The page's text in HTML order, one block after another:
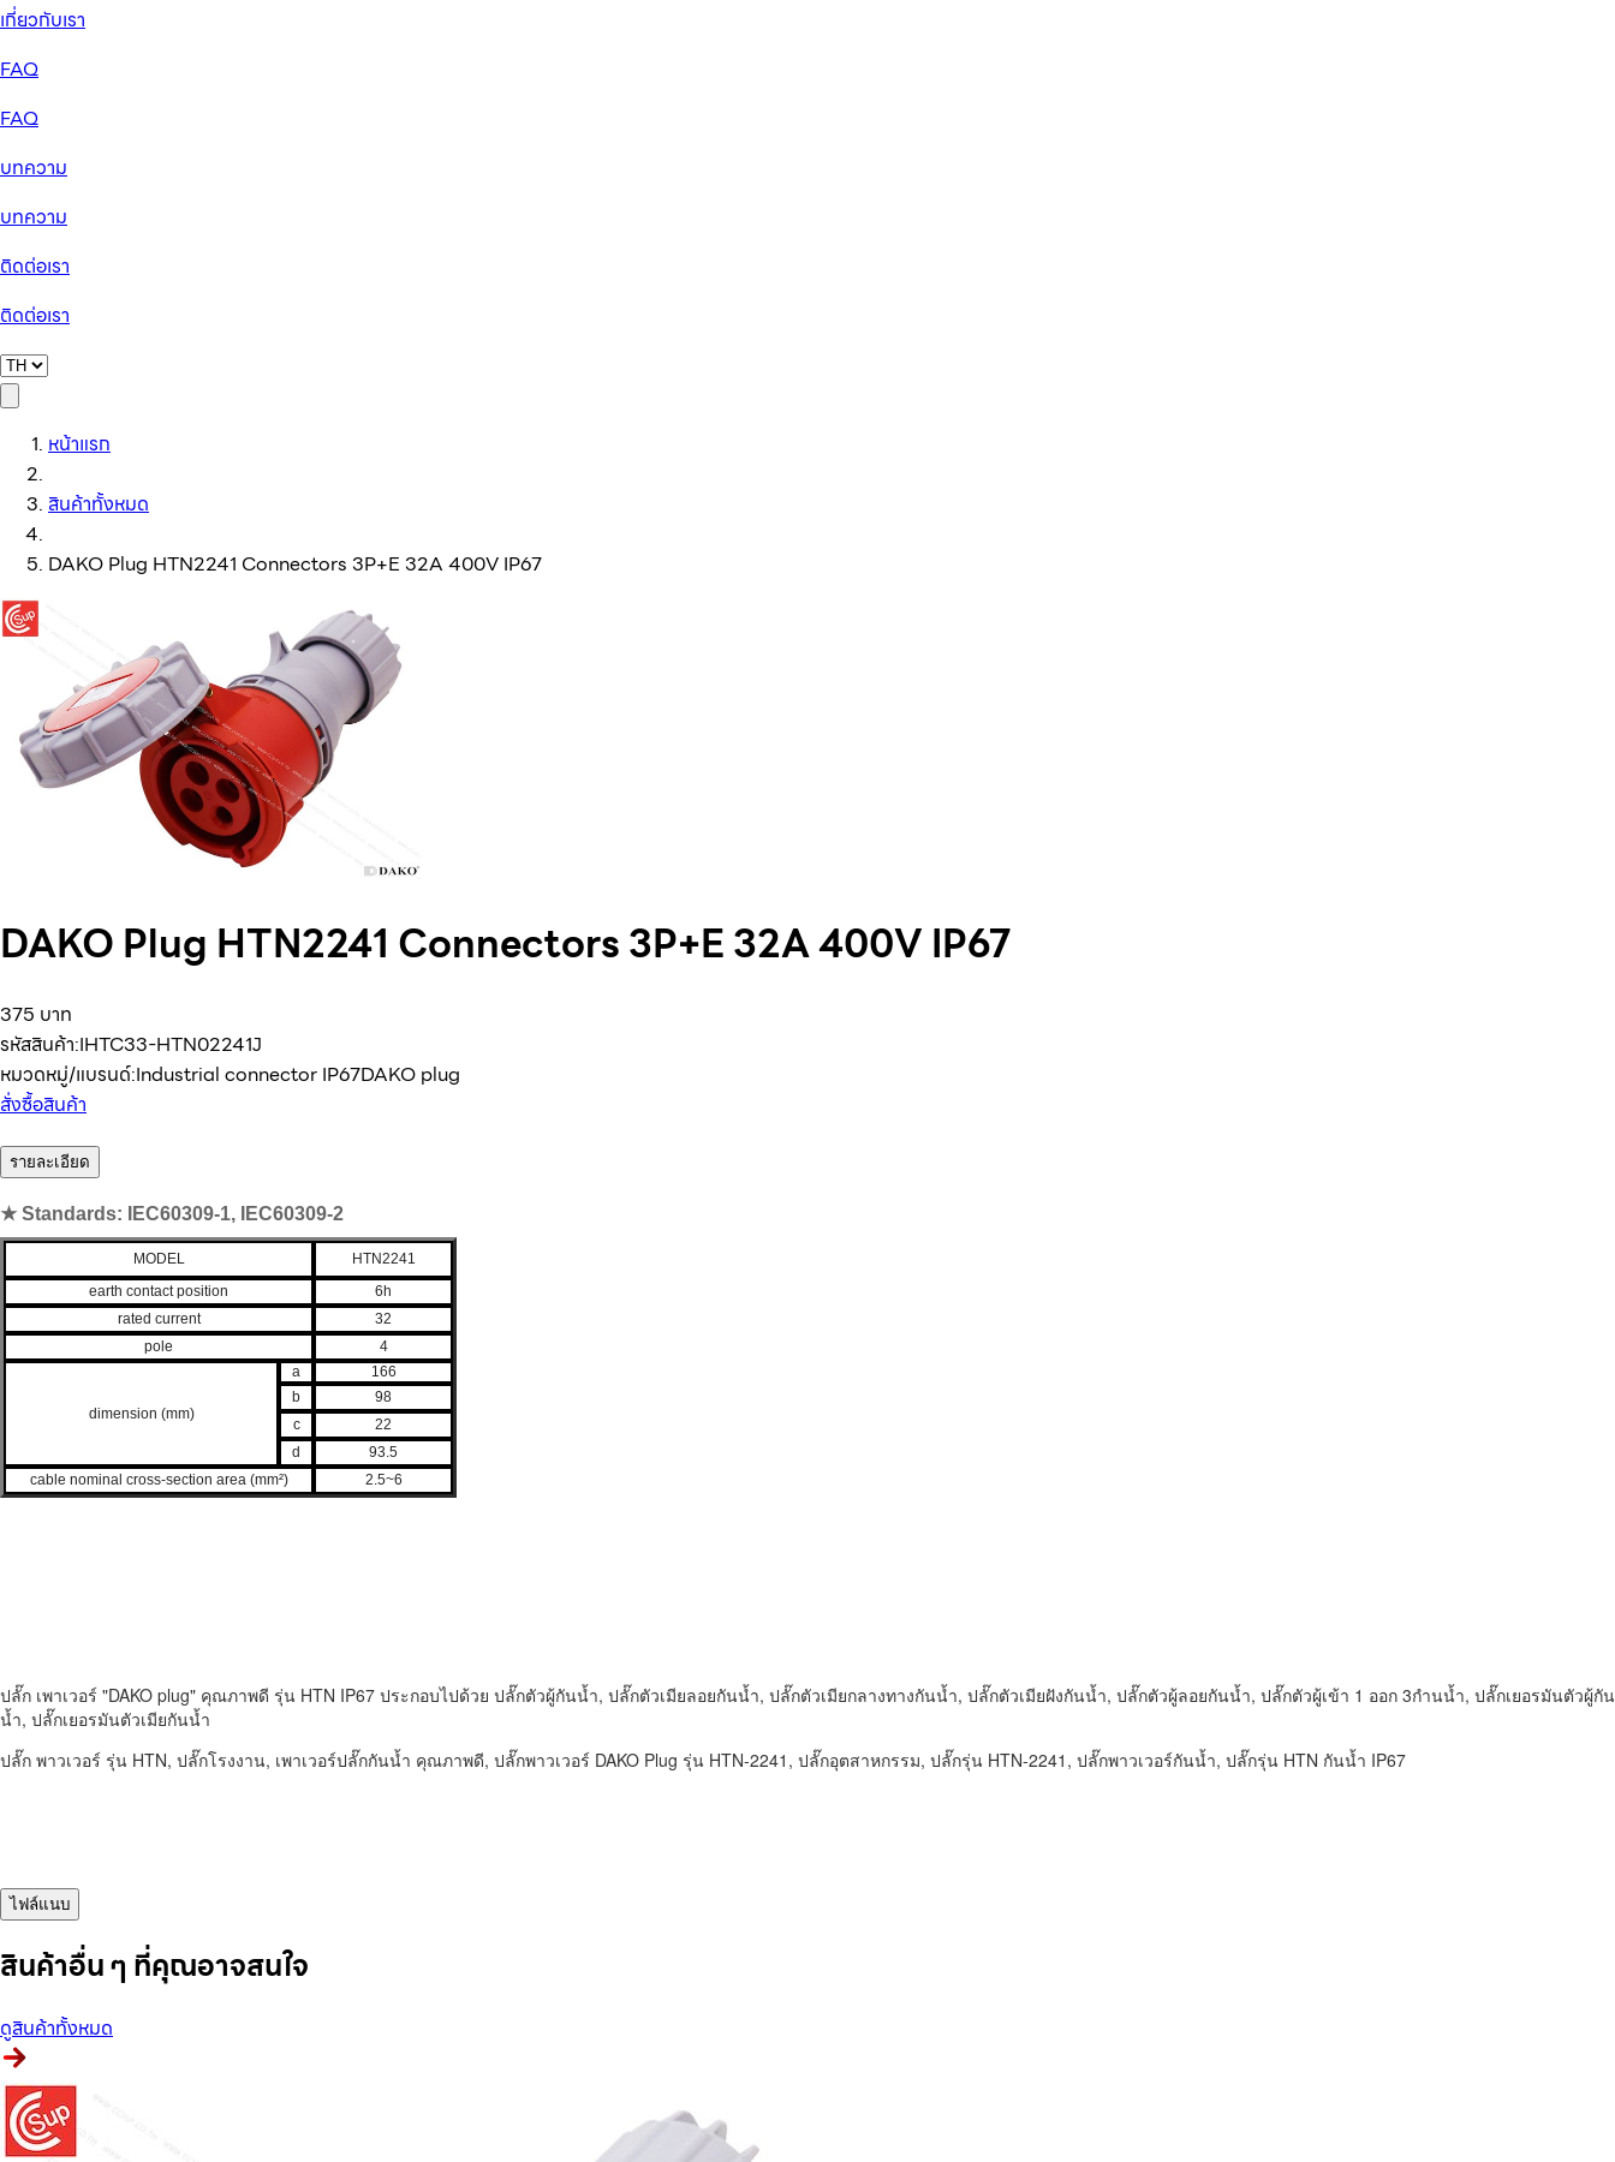
เกี่ยวกับเรา
FAQ
FAQ
บทความ
บทความ
ติดต่อเรา
ติดต่อเรา
หน้าแรก
สินค้าทั้งหมด
DAKO Plug HTN2241 Connectors 3P+E 32A 400V IP67
DAKO Plug HTN2241 Connectors 3P+E 32A 400V IP67
375 บาท
รหัสสินค้า:IHTC33-HTN02241J
หมวดหมู่/แบรนด์:Industrial connector IP67DAKO plug
สั่งซื้อสินค้า
รายละเอียด
★ Standards: IEC60309-1, IEC60309-2
MODEL
HTN2241
earth contact position
6h
rated current
32
pole
4
dimension (mm)
a
166
b
98
c
22
d
93.5
cable nominal cross-section area (mm²)
2.5~6
ปลั๊ก เพาเวอร์ "DAKO plug" คุณภาพดี รุ่น HTN IP67 ประกอบไปด้วย ปลั๊กตัวผู้กันน้ำ, ปลั๊กตัวเมียลอยกันน้ำ, ปลั๊กตัวเมียกลางทางกันน้ำ, ปลั๊กตัวเมียฝังกันน้ำ, ปลั๊กตัวผู้ลอยกันน้ำ, ปลั๊กตัวผู้เข้า 1 ออก 3กำนน้ำ, ปลั๊กเยอรมันตัวผู้กัน
น้ำ, ปลั๊กเยอรมันตัวเมียกันน้ำ
ปลั๊ก พาวเวอร์ รุ่น HTN, ปลั๊กโรงงาน, เพาเวอร์ปลั๊กกันน้ำ คุณภาพดี, ปลั๊กพาวเวอร์ DAKO Plug รุ่น HTN-2241, ปลั๊กอุตสาหกรรม, ปลั๊กรุ่น HTN-2241, ปลั๊กพาวเวอร์กันน้ำ, ปลั๊กรุ่น HTN กันน้ำ IP67
ไฟล์แนบ
สินค้าอื่น ๆ ที่คุณอาจสนใจ
ดูสินค้าทั้งหมด